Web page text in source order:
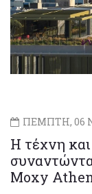
ΠΕΜΠΤΗ, 06
Η τέχνη
Moxy